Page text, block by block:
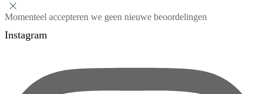
Momenteel accepteren we geen nieuwe beoordelingen
Instagram